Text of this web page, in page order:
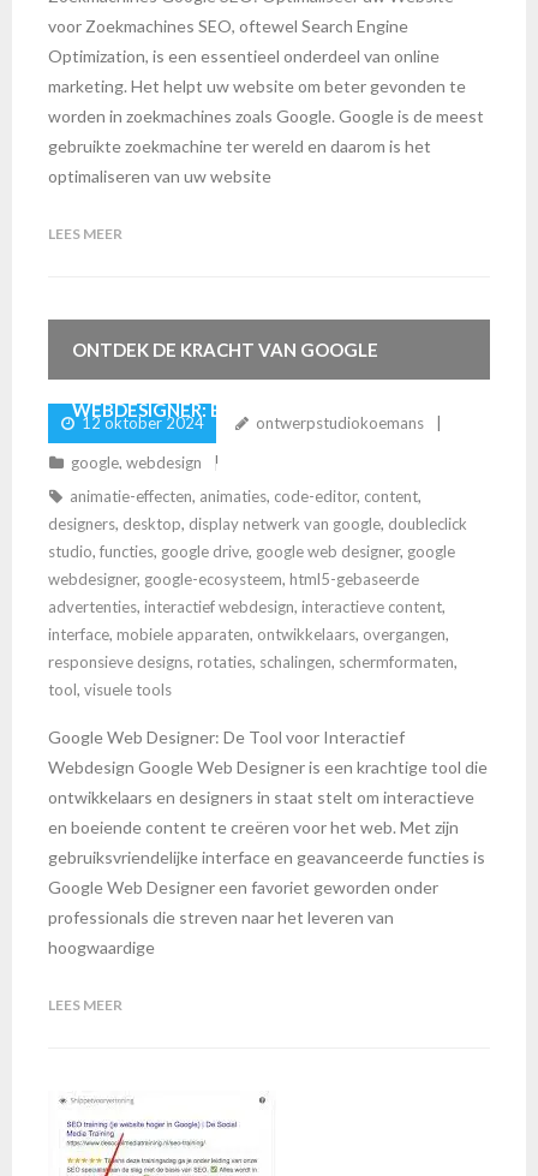
voor Zoekmachines SEO, oftewel Search Engine
Optimization, is een essentieel onderdeel van online
marketing. Het helpt uw website om beter gevonden te
worden in zoekmachines zoals Google. Google is de meest
gebruikte zoekmachine ter wereld en daarom is het
optimaliseren van uw website
LEES MEER
ONTDEK DE KRACHT VAN GOOGLE
WEBDESIGNER: BOUW INTERACTIEVE
WEBERVARINGEN MET GEMAK
12 oktober 2024 ontwerpstudiokoemans
google, webdesign
animatie-effecten, animaties, code-editor, content,
designers, desktop, display netwerk van google, doubleclick
studio, functies, google drive, google web designer, google
webdesigner, google-ecosysteem, html5-gebaseerde
advertenties, interactief webdesign, interactieve content,
interface, mobiele apparaten, ontwikkelaars, overgangen,
responsieve designs, rotaties, schalingen, schermformaten,
tool, visuele tools
Google Web Designer: De Tool voor Interactief
Webdesign Google Web Designer is een krachtige tool die
ontwikkelaars en designers in staat stelt om interactieve
en boeiende content te creëren voor het web. Met zijn
gebruiksvriendelijke interface en geavanceerde functies is
Google Web Designer een favoriet geworden onder
professionals die streven naar het leveren van
hoogwaardige
LEES MEER